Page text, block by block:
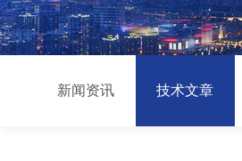
新闻资讯 技术文章